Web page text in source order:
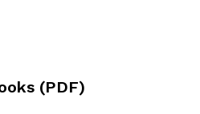
(PDF)